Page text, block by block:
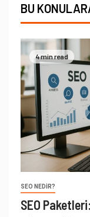
BU
4 min read
SEO NEDIR?
SEO